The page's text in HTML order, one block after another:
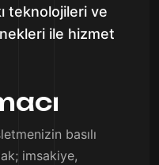
teknolojileri ve
ile hizmet
basılı
imsakiye,